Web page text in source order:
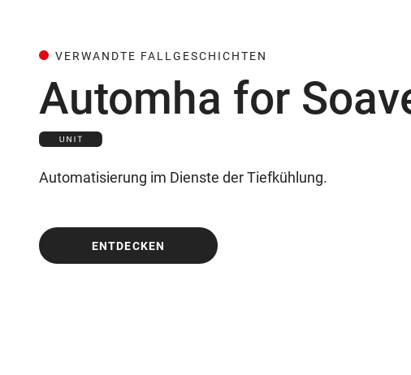
VERWANDTE FALLGESCHICHTEN
Automha for
Automatisierung im Dienste der Tiefkühlung.
ENTDECKEN